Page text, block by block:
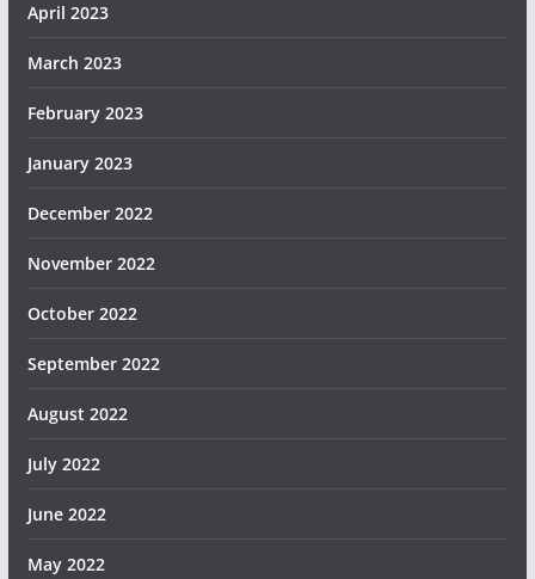
April 2023
March 2023
February 2023
January 2023
December 2022
November 2022
October 2022
September 2022
August 2022
July 2022
June 2022
May 2022